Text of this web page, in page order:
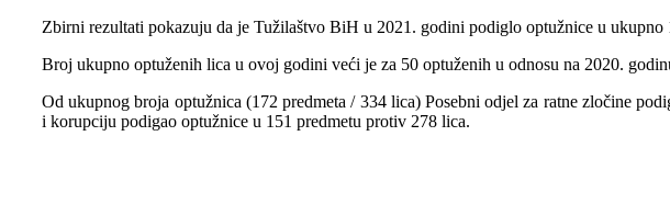
Zbirni rezultati pokazuju da je Tužilaštvo BiH u 2021. godini podiglo optužnice u ukupno
Broj ukupno optuženih lica u ovoj godini veći je za 50 optuženih u odnosu na 2020.
Od ukupnog broja optužnica (172 predmeta / 334 lica) Posebni odjel za ratne zločine
i korupciju podigao optužnice u 151 predmetu protiv 278 lica.